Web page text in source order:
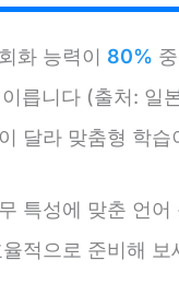
화 능력이 80%
릅니다 (출처: 일
달라 맞춤형 학습
특성에 맞춘 언
적으로 준비해 보